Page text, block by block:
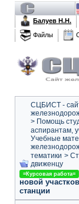
Балуев Н.Н.
Файлы
СЦБИСТ -
> Помощь
аспирантам,
Учебные
тематики >
движeнцу
=Курсовая работа=
новой
станции